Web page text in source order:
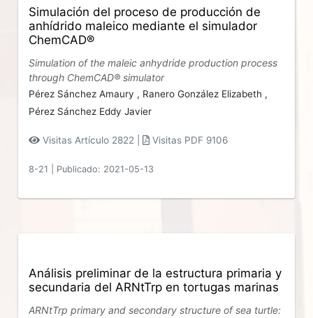
Simulación del proceso de producción de
anhídrido maleico mediante el simulador
ChemCAD®
Simulation of the maleic anhydride production process
through ChemCAD® simulator
Pérez Sánchez Amaury , Ranero González Elizabeth ,
Pérez Sánchez Eddy Javier
Visitas Artículo 2822 | Visitas PDF 9106
8-21 Publicado: 2021-05-13
Análisis preliminar de la estructura primaria y
secundaria del ARNtTrp en tortugas marinas
ARNtTrp primary and secondary structure of sea turtle: